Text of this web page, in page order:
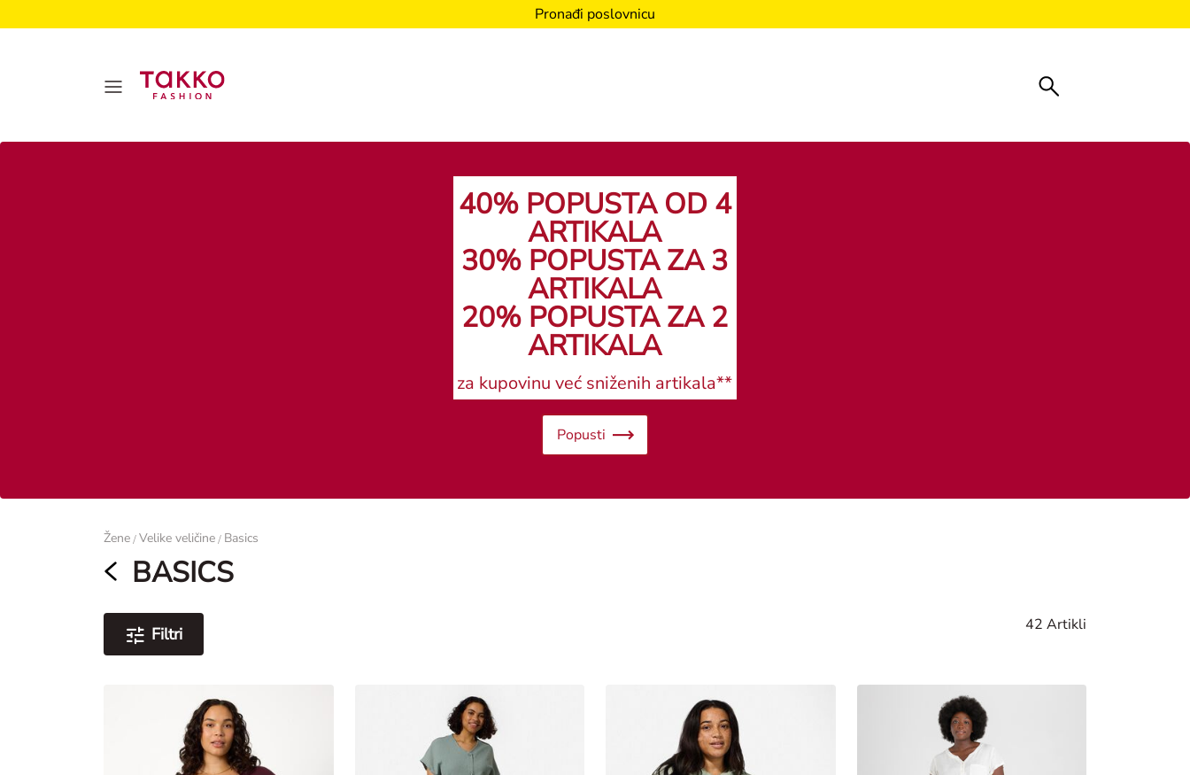
Pronađi poslovnicu
40% POPUSTA OD 4
ARTIKALA
30% POPUSTA ZA 3
ARTIKALA
20% POPUSTA ZA 2
ARTIKALA
za kupovinu već sniženih artikala**
Popusti
Žene / Velike veličine / Basics
BASICS
Filtri 42 Artikli